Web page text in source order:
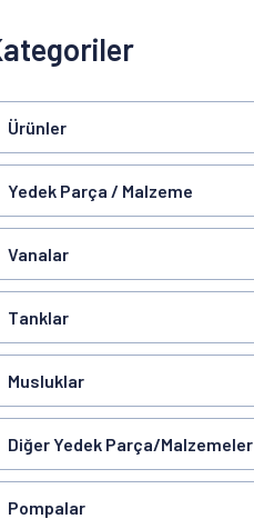
Ürünler
Yedek Parça / Malzeme
Vanalar
Tanklar
Musluklar
Diğer Yedek Parça/Malzemeler
Pompalar